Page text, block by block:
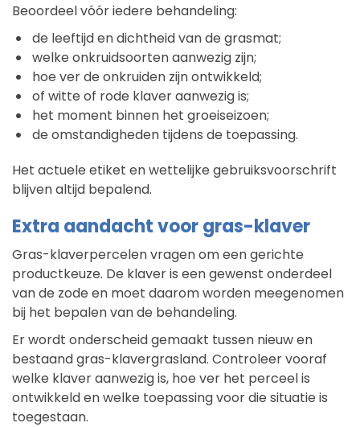
Beoordeel vóór iedere behandeling:
de leeftijd en dichtheid van de grasmat;
welke onkruidsoorten aanwezig zijn;
hoe ver de onkruiden zijn ontwikkeld;
of witte of rode klaver aanwezig is;
het moment binnen het groeiseizoen;
de omstandigheden tijdens de toepassing.
Het actuele etiket en wettelijke gebruiksvoorschrift
blijven altijd bepalend.
Extra aandacht voor gras-klaver
Gras-klaverpercelen vragen om een gerichte
productkeuze. De klaver is een gewenst onderdeel
van de zode en moet daarom worden meegenomen
bij het bepalen van de behandeling.
Er wordt onderscheid gemaakt tussen nieuw en
bestaand gras-klavergrasland. Controleer vooraf
welke klaver aanwezig is, hoe ver het perceel is
ontwikkeld en welke toepassing voor die situatie is
toegestaan.